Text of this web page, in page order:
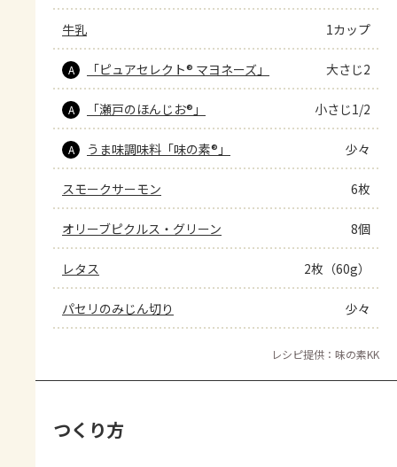
牛乳 1カップ
A 「ピュアセレクト® マヨネーズ」 大さじ2
A 「瀬戸のほんじお®」 小さじ1/2
A うま味調味料「味の素®」 少々
スモークサーモン 6枚
オリーブピクルス・グリーン 8個
レタス 2枚（60g）
パセリのみじん切り 少々
レシピ提供：味の素KK
つくり方